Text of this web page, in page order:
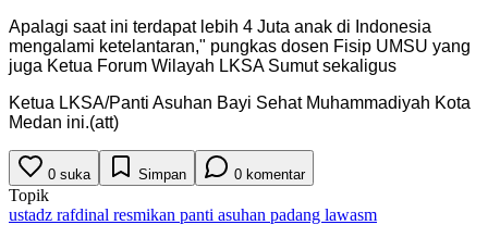
Apalagi saat ini terdapat lebih 4 Juta anak di Indonesia
mengalami ketelantaran," pungkas dosen Fisip UMSU yang
juga Ketua Forum Wilayah LKSA Sumut sekaligus
Ketua LKSA/Panti Asuhan Bayi Sehat Muhammadiyah Kota
Medan ini.(att)
0 suka Simpan 0 komentar
Topik
ustadz rafdinal resmikan panti asuhan padang lawasm